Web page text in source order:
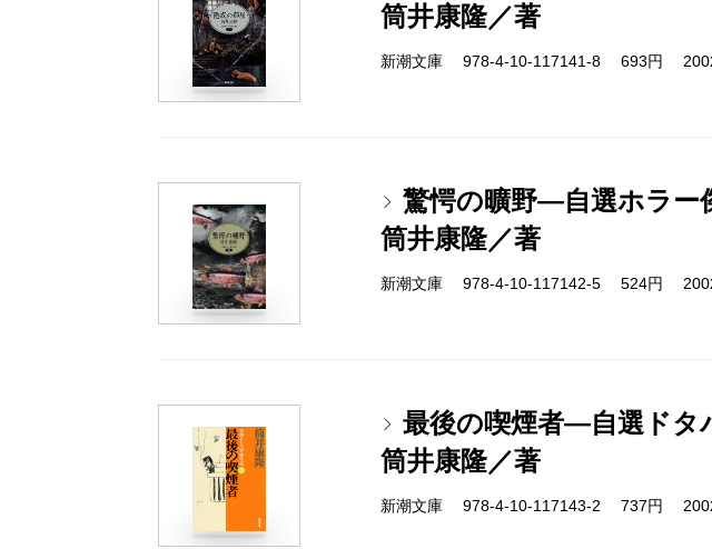
筒井康隆／著
新潮文庫 978-4-10-117141-8 693円
驚愕の曠野―自選ホラ
筒井康隆／著
新潮文庫 978-4-10-117142-5 524円
最後の喫煙者―自選ド
筒井康隆／著
新潮文庫 978-4-10-117143-2 737円